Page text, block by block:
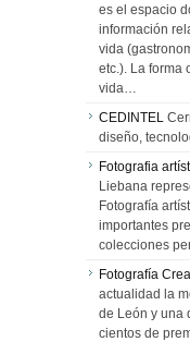
es el espacio
información
vida
etc.). La forma
vida…
CEDINTEL
diseño,
Fotografia
Liebana
Fotografía
importantes
colecciones
Fotografía
actualidad la
de León y una
cientos de